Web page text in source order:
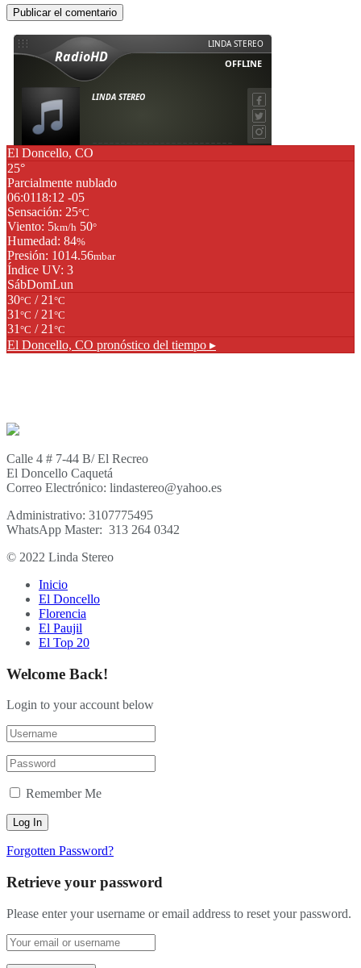
El Doncello, CO
25°
Parcialmente nublado
06:0118:12 -05
Sensación: 25°C
Viento: 5km/h 50°
Humedad: 84%
Presión: 1014.56mbar
Índice UV: 3
SábDomLun
30°C / 21 °C
31 °C / 21 °C
31 °C / 21 °C
El Doncello, CO pronóstico del tiempo ▸
Calle 4 # 7-44 B/ El Recreo
El Doncello Caquetá
Correo Electrónico: lindastereo@yahoo.es
Administrativo: 3107775495
WhatsApp Master: 313 264 0342
© 2022 Linda Stereo
Inicio
El Doncello
Florencia
El Paujil
El Top 20
Welcome Back!
Login to your account below
Remember Me
Forgotten Password?
Retrieve your password
Please enter your username or email address to reset your password.